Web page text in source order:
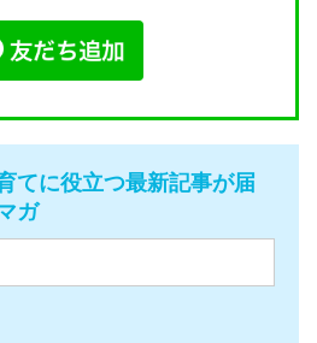
てに役立つ最新記事が届
ガ